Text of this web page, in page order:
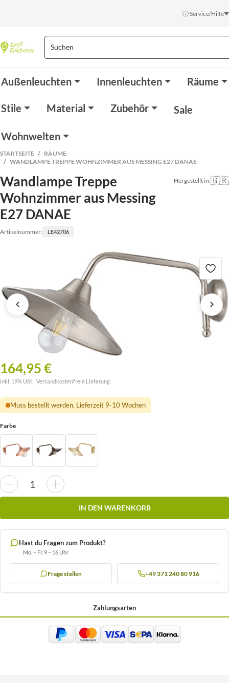
ⓘ Service/Hilfe
Außenleuchten Innenleuchten Räume
Stile Material Zubehör Sale
Wohnwelten
STARTSEITE
RÄUME
WANDLAMPE TREPPE WOHNZIMMER AUS MESSING E27 DANAE
Wandlampe Treppe
Wohnzimmer aus Messing
E27 DANAE
Artikelnummer: LE42706
Hergestellt in:🇬🇷
164,95 €
inkl. 19% USt. , Versandkostenfreie Lieferung
Muss bestellt werden, Lieferzeit 9-10 Wochen
Farbe
IN DEN WARENKORB
Hast du Fragen zum Produkt?
Mo. – Fr. 9 – 16 Uhr
Frage stellen +49 371 240 80 916
Zahlungsarten